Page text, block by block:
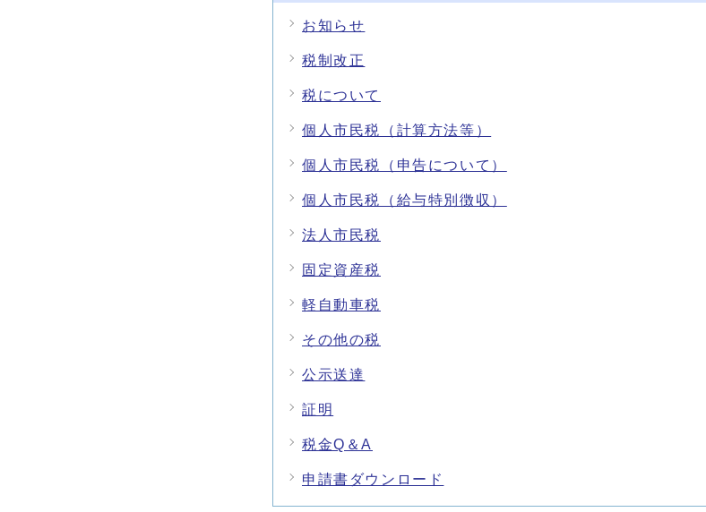
お知らせ
税制改正
税について
個人市民税（計算方法等）
個人市民税（申告について）
個人市民税（給与特別徴収）
法人市民税
固定資産税
軽自動車税
その他の税
公示送達
証明
税金Q＆A
申請書ダウンロード